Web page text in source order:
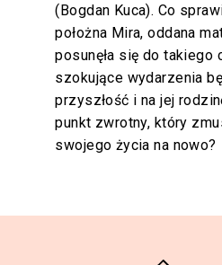
(Bogdan Kuca). Co
położna Mira, oddana
posunęła się do takiego
szokujące wydarzenia
przyszłość i na jej
punkt zwrotny, który
swojego życia na nowo?